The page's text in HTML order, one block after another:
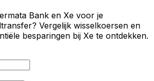
Bank en Xe voor je
Vergelijk wisselkoersen en
besparingen bij Xe te ontdekken.